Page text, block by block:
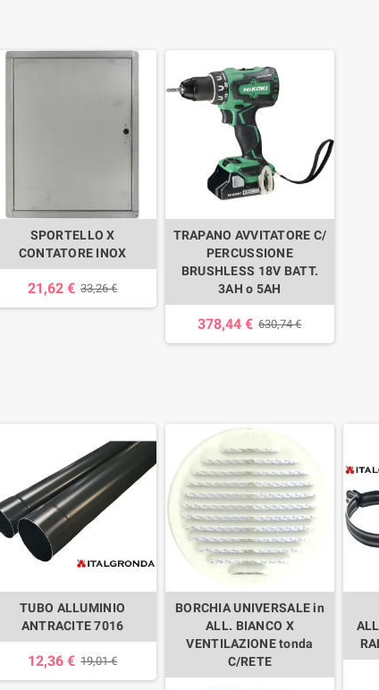
SPORTELLO X
CONTATORE INOX
21,62 € 33,26 €
TRAPANO AVVITATORE C/
PERCUSSIONE
BRUSHLESS 18V BATT.
3AH o 5AH
378,44 € 630,74 €
TUBO ALLUMINIO
ANTRACITE 7016
12,36 € 19,01 €
BORCHIA UNIVERSALE in
ALL. BIANCO X
VENTILAZIONE tonda
C/RETE